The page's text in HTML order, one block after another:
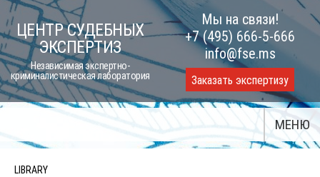
Skip
to
content
ЦЕНТР СУДЕБНЫХ
ЭКСПЕРТИЗ
Независимая экспертно-
криминалистическая лаборатория
Мы на связи!
+7 (495) 666-5-666
info@fse.ms
Заказать экспертизу
МЕНЮ
LIBRARY